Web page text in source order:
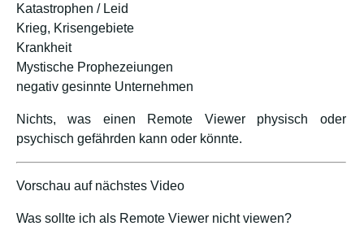
Katastrophen / Leid
Krieg, Krisengebiete
Krankheit
Mystische Prophezeiungen
negativ gesinnte Unternehmen
Nichts, was einen Remote Viewer physisch oder
psychisch gefährden kann oder könnte.
Vorschau auf nächstes Video
Was sollte ich als Remote Viewer nicht viewen?